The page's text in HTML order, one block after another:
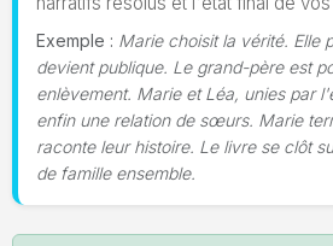
Exemple : Marie choisit la vérité. Elle
devient publique. Le grand-père est
enlèvement. Marie et Léa, unies par
enfin une relation de sœurs. Marie
raconte leur histoire. Le livre se clôt
de famille ensemble.